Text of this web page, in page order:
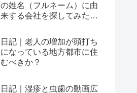
の姓名（フルネーム）に由
来する会社を探してみた…
日記｜老人の増加が頭打ち
になっている地方都市に住
むべきか？
日記｜湿疹と虫歯の動画広